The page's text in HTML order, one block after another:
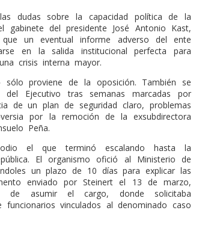
dudas sobre la capacidad política de la
gabinete del presidente José Antonio Kast,
un eventual informe adverso del ente
en la salida institucional perfecta para
crisis interna mayor.
proviene de la oposición. También se
Ejecutivo tras semanas marcadas por
de un plan de seguridad claro, problemas
por la remoción de la exsubdirectora
Peña.
el que terminó escalando hasta la
El organismo ofició al Ministerio de
un plazo de 10 días para explicar las
enviado por Steinert el 13 de marzo,
de asumir el cargo, donde solicitaba
funcionarios vinculados al denominado caso